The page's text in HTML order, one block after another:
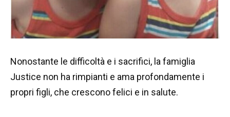
Nonostante le difficoltà e i sacrifici, la famiglia
Justice non ha rimpianti e ama profondamente i
propri figli, che crescono felici e in salute.